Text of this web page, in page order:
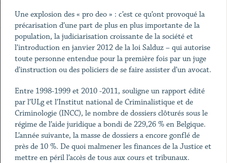
Une explosion des « pro deo » : c’est ce qu’ont provoqué la
précarisation d’une part de plus en plus importante de la
population, la judiciarisation croissante de la société et
l’introduction en janvier 2012 de la loi Salduz – qui autorise
toute personne entendue pour la première fois par un juge
d’instruction ou des policiers de se faire assister d’un avocat.
Entre 1998-1999 et 2010 -2011, souligne un rapport édité
par l’ULg et l’Institut national de Criminalistique et de
Criminologie (INCC), le nombre de dossiers clôturés sous le
régime de l’aide juridique a bondi de 229,26 % en Belgique.
L’année suivante, la masse de dossiers a encore gonflé de
près de 10 %. De quoi malmener les finances de la Justice et
mettre en péril l’accès de tous aux cours et tribunaux.